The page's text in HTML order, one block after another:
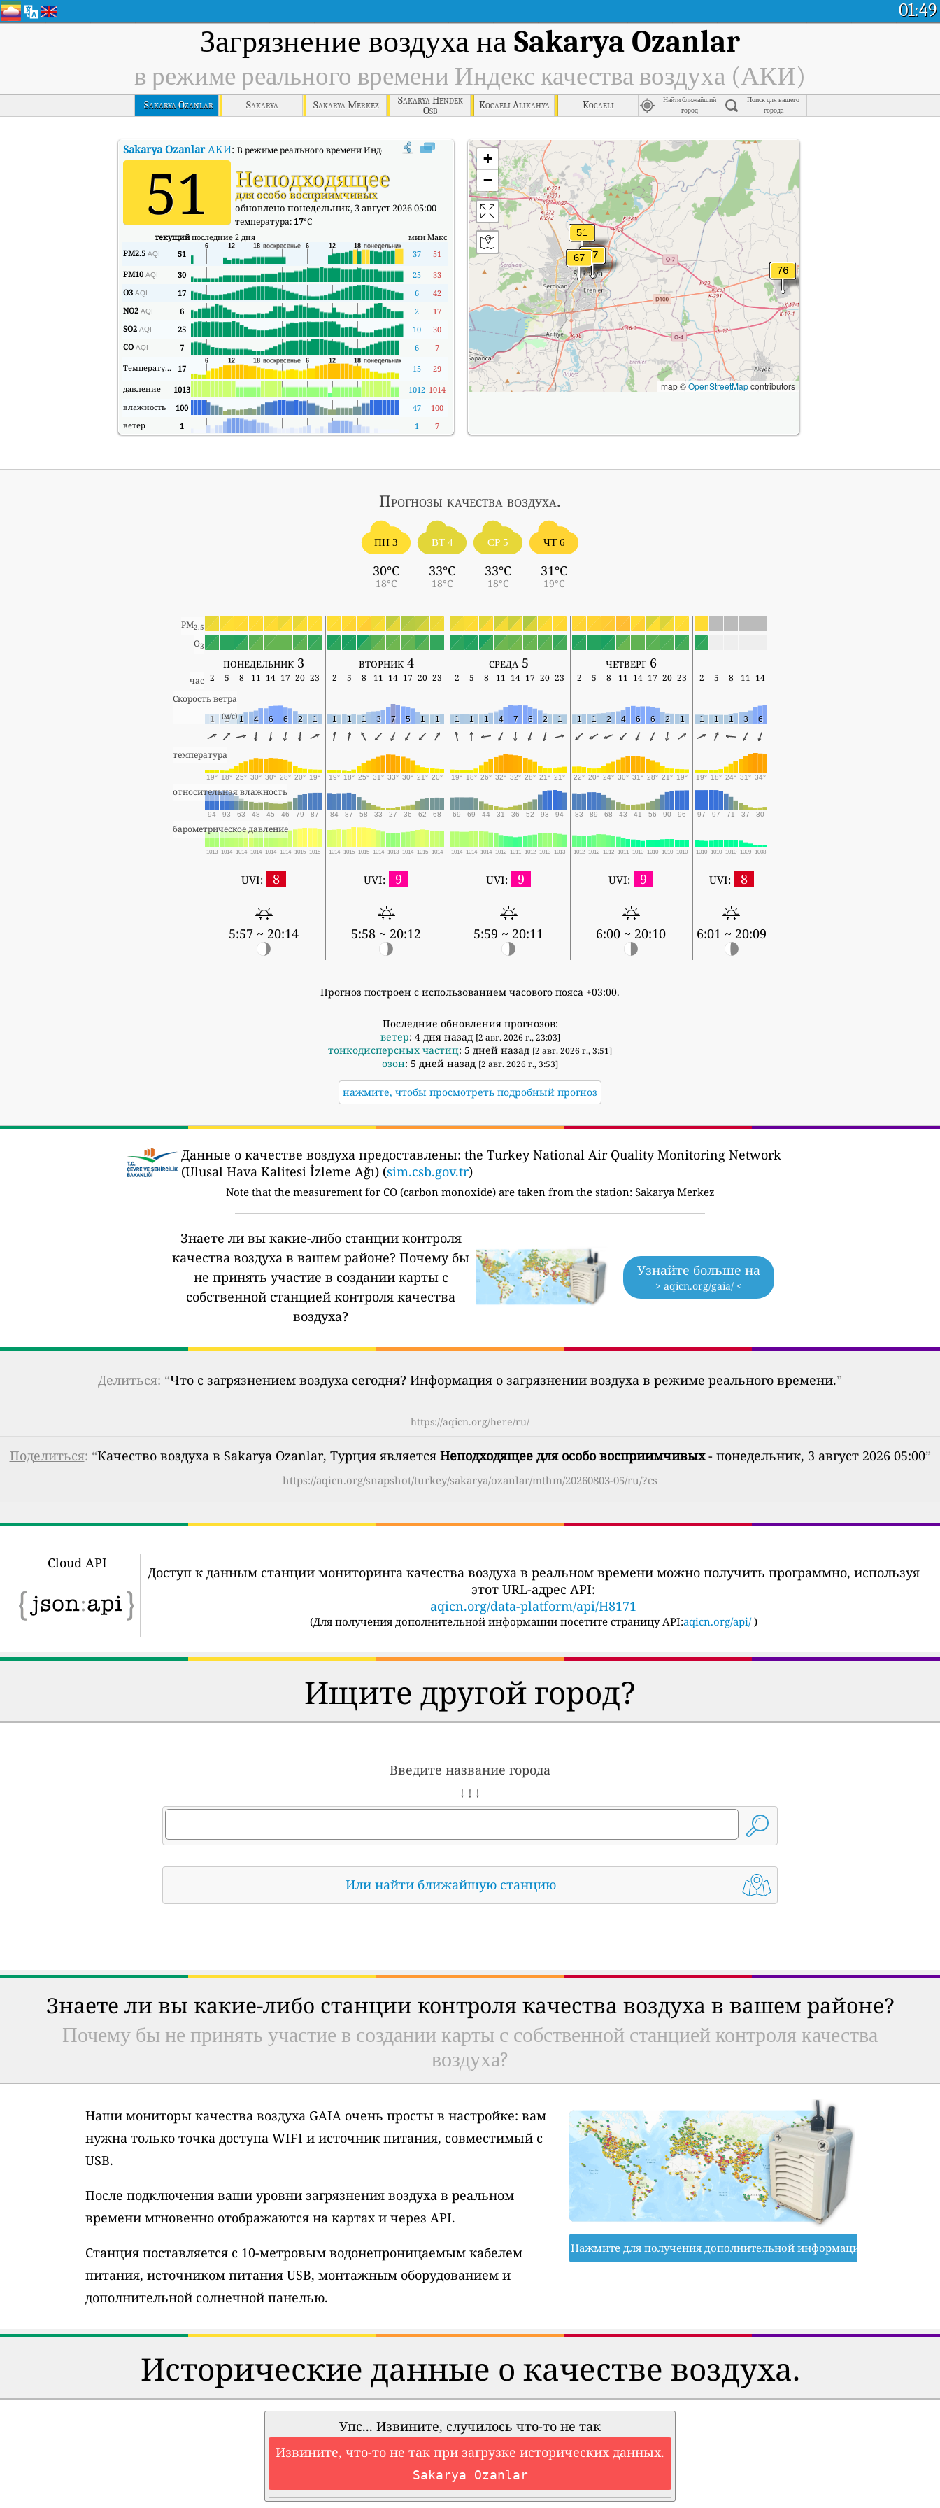
01:49
Загрязнение воздуха на Sakarya Ozanlar
в режиме реального времени Индекс качества воздуха (АКИ)
Sakarya Ozanlar Sakarya Sakarya Merkez
Sakarya Hendek
Osb
Kocaeli Alikahya Kocaeli
Найти ближайший
город
Поиск для вашего
города
Sakarya OzanlarАКИ: В режиме реального времени Индекс качества воздуха (АКИ).
51 Неподходящее
для особо восприимчивых
обновлено понедельник, 3 август 2026 05:00
температура: 17°C
текущийпоследние 2 дня минМакс
PM2.5 AQI 51 37
51
PM10 AQI 30 25
33
O3 AQI 17 6
42
NO2 AQI 6 2
17
SO2 AQI 25 10
30
CO AQI 7 6
7
Температура
17 15
29
давление
1013 1012 1014
влажность
100 47
100
ветер
1 1 7
+
−
map ©OpenStreetMapcontributors
Прогнозы качества воздуха.
ПН 3
30°C
18°C
ВТ 4
33°C
18°C
СР 5
33°C
18°C
ЧТ 6
31°C
19°C
PM2.5
O3
понедельник 3 вторник 4 среда 5 четверг 6
час 2 5 8 11 14 17 20 23 2 5 8 11 14 17 20 23 2 5 8 11 14 17 20 23 2 5 8 11 14 17 20 23 2 5 8 11 14
Скорость ветра
(м/с)
1 1 1 4 6 6 2 1 1 1 1 3 7 5 1 1 1 1 1 4 7 6 2 1 1 1 2 4 6 6 2 1 1 1 1 3 6
температура
19° 18° 25° 30° 30° 28° 20° 19° 19° 18° 25° 31° 33° 30° 21° 20° 19° 18° 26° 32° 32° 28° 21° 21° 22° 20° 24° 30° 31° 28° 21° 19° 19° 18° 24° 31° 34°
относительная влажность
94 93 63 48 45 46 79 87 84 87 58 33 27 36 62 68 69 69 44 31 36 52 93 94 83 89 68 43 41 56 90 96 97 97 71 37 30
барометрическое давление
1013 1014 1014 1014 1014 1014 1015 1015 1014 1015 1015 1014 1013 1014 1015 1014 1014 1014 1014 1012 1011 1012 1013 1013 1012 1012 1012 1011 1010 1010 1010 1010 1010 1010 1010 1009 1008
UVI: 8
5:57 ~ 20:14
UVI: 9
5:58 ~ 20:12
UVI: 9
5:59 ~ 20:11
UVI: 9
6:00 ~ 20:10
UVI: 8
6:01 ~ 20:09
Прогноз построен с использованием часового пояса +03:00.
Последние обновления прогнозов:
ветер: 4 дня назад [2 авг. 2026 г., 23:03]
тонкодисперсных частиц: 5 дней назад [2 авг. 2026 г., 3:51]
озон: 5 дней назад [2 авг. 2026 г., 3:53]
нажмите, чтобы просмотреть подробный прогноз
Данные о качестве воздуха предоставлены: the Turkey National Air Quality Monitoring Network
(Ulusal Hava Kalitesi İzleme Ağı) (sim.csb.gov.tr)
Note that the measurement for CO (carbon monoxide) are taken from the station: Sakarya Merkez
Знаете ли вы какие-либо станции контроля
качества воздуха в вашем районе? Почему бы
не принять участие в создании карты с
собственной станцией контроля качества
воздуха?
Узнайте больше на
> aqicn.org/gaia/ <
Делиться: “Что с загрязнением воздуха сегодня? Информация о загрязнении воздуха в режиме реального времени.”
https://aqicn.org/here/ru/
Поделиться: “Качество воздуха в Sakarya Ozanlar, Турция является Неподходящее для особо восприимчивых- понедельник, 3 август 2026 05:00”
https://aqicn.org/snapshot/turkey/sakarya/ozanlar/mthm/20260803-05/ru/?cs
Cloud API
Доступ к данным станции мониторинга качества воздуха в реальном времени можно получить программно, используя
этот URL-адрес API:
aqicn.org/data-platform/api/H8171
(Для получения дополнительной информации посетите страницу API:aqicn.org/api/ )
Ищите другой город?
Введите название города
↓ ↓ ↓
Или найти ближайшую станцию
Знаете ли вы какие-либо станции контроля качества воздуха в вашем районе?
Почему бы не принять участие в создании карты с собственной станцией контроля качества
воздуха?
Наши мониторы качества воздуха GAIA очень просты в настройке: вам
нужна только точка доступа WIFI и источник питания, совместимый с
USB.
После подключения ваши уровни загрязнения воздуха в реальном
времени мгновенно отображаются на картах и через API.
Станция поставляется с 10-метровым водонепроницаемым кабелем
питания, источником питания USB, монтажным оборудованием и
дополнительной солнечной панелью.
Нажмите для получения дополнительной информации
Исторические данные о качестве воздуха.
Упс... Извините, случилось что-то не так
Извините, что-то не так при загрузке исторических данных.
Sakarya Ozanlar